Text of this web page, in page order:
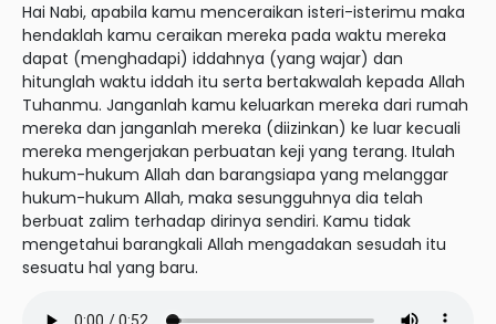
Hai Nabi, apabila kamu menceraikan isteri-isterimu maka
hendaklah kamu ceraikan mereka pada waktu mereka
dapat (menghadapi) iddahnya (yang wajar) dan
hitunglah waktu iddah itu serta bertakwalah kepada Allah
Tuhanmu. Janganlah kamu keluarkan mereka dari rumah
mereka dan janganlah mereka (diizinkan) ke luar kecuali
mereka mengerjakan perbuatan keji yang terang. Itulah
hukum-hukum Allah dan barangsiapa yang melanggar
hukum-hukum Allah, maka sesungguhnya dia telah
berbuat zalim terhadap dirinya sendiri. Kamu tidak
mengetahui barangkali Allah mengadakan sesudah itu
sesuatu hal yang baru.